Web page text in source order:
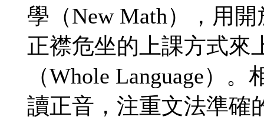
學（New Math），用
正襟危坐的上課方式來
（Whole Language）
讀正音，注重文法準確